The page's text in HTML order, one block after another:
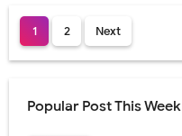
1 2 Next
Popular Post This Week